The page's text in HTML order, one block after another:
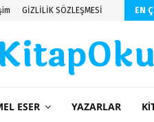
GİZLİLİK SÖZLEŞMESİ EN
ESER YAZARLAR